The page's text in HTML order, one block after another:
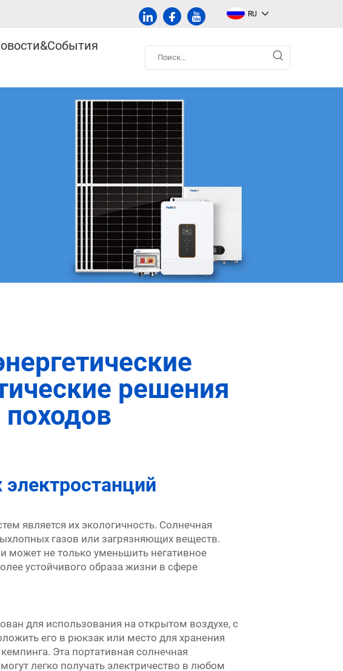
RU
решения
является их экологичность. Солнечная
газов или загрязняющих веществ.
может не только уменьшить негативное
устойчивого образа жизни в сфере
для использования на открытом воздухе, с
его в рюкзак или место для хранения
Эта портативная солнечная
легко получать электричество в любом